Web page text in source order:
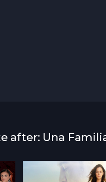
after: Una